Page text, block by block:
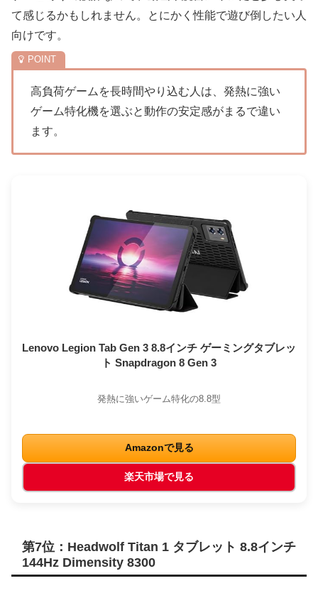
て感じるかもしれません。とにかく性能で遊び倒したい人
向けです。
高負荷ゲームを長時間やり込む人は、発熱に強い
ゲーム特化機を選ぶと動作の安定感がまるで違い
ます。
Lenovo Legion Tab Gen 3 8.8インチ ゲーミングタブレッ
ト Snapdragon 8 Gen 3
発熱に強いゲーム特化の8.8型
Amazonで見る
楽天市場で見る
第7位：Headwolf Titan 1 タブレット 8.8インチ
144Hz Dimensity 8300